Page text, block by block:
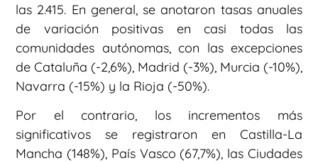
las 2.415. En general, se anotaron tasas anuales
de variación positivas en casi todas las
comunidades autónomas, con las excepciones
de Cataluña (-2,6%), Madrid (-3%), Murcia (-10%),
Navarra (-15%) y la Rioja (-50%).
Por el contrario, los incrementos más
significativos se registraron en Castilla-La
Mancha (148%), País Vasco (67,7%), las Ciudades